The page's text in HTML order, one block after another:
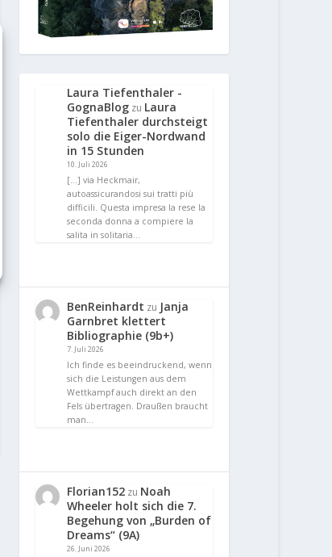
Laura Tiefenthaler -
GognaBlog zu Laura
Tiefenthaler durchsteigt
solo die Eiger-Nordwand
in 15 Stunden
10. Juli 2026
[…] via Heckmair,
autoassicurandosi sui tratti più
difficili. Questa impresa la rese la
seconda donna a compiere la
salita in solitaria…
BenReinhardt zu Janja
Garnbret klettert
Bibliographie (9b+)
7. Juli 2026
Ich finde es beeindruckend, wenn
sich die Leistungen aus dem
Wettkampf auch direkt an den
Fels übertragen. Draußen braucht
man…
Florian152 zu Noah
Wheeler holt sich die 7.
Begehung von „Burden of
Dreams“ (9A)
26. Juni 2026